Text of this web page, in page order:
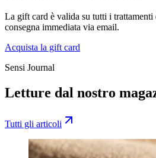
La gift card è valida su tutti i
consegna immediata via email.
Acquista la gift card
Sensi Journal
Letture dal nostro
Tutti gli articoli